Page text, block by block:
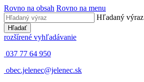
Rovno na obsah Rovno na menu
Hľadaný výraz
Hľadať
rozšírené vyhľadávanie
037 77 64 950
obec.jelenec@jelenec.sk